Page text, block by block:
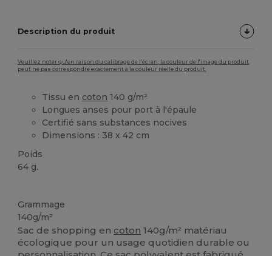
Description du produit
Veuillez noter qu'en raison du calibrage de l'écran, la couleur de l'image du produit
peut ne pas correspondre exactement à la couleur réelle du produit.
Tissu en coton 140 g/m²
Longues anses pour port à l'épaule
Certifié sans substances nocives
Dimensions : 38 x 42 cm
Poids
64 g.
Grammage
140g/m²
Sac de shopping en coton 140g/m² matériau
écologique pour un usage quotidien durable ou